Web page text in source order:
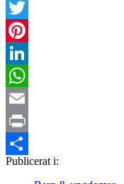
Facebook
Twitter
Pinterest
LinkedIn
WhatsApp
Email
Print
Dela
Publicerat i: